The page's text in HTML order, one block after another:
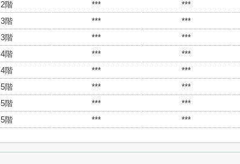
2階
*** ***
3階
*** ***
3階
*** ***
4階
*** ***
4階
*** ***
5階
*** ***
5階
*** ***
5階
*** ***